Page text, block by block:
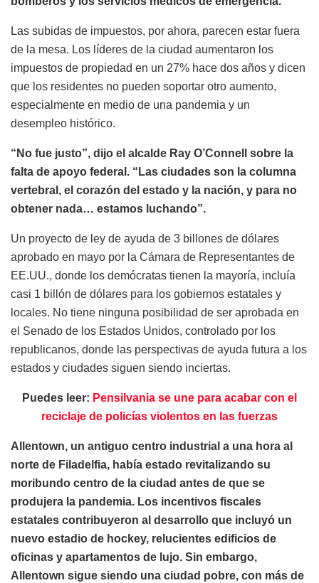
Las subidas de impuestos, por ahora, parecen estar fuera
de la mesa. Los líderes de la ciudad aumentaron los
impuestos de propiedad en un 27% hace dos años y dicen
que los residentes no pueden soportar otro aumento,
especialmente en medio de una pandemia y un
desempleo histórico.
“No fue justo”, dijo el alcalde Ray O’Connell sobre la
falta de apoyo federal. “Las ciudades son la columna
vertebral, el corazón del estado y la nación, y para no
obtener nada… estamos luchando”.
Un proyecto de ley de ayuda de 3 billones de dólares
aprobado en mayo por la Cámara de Representantes de
EE.UU., donde los demócratas tienen la mayoría, incluía
casi 1 billón de dólares para los gobiernos estatales y
locales. No tiene ninguna posibilidad de ser aprobada en
el Senado de los Estados Unidos, controlado por los
republicanos, donde las perspectivas de ayuda futura a los
estados y ciudades siguen siendo inciertas.
Puedes leer: Pensilvania se une para acabar con el
reciclaje de policías violentos en las fuerzas
Allentown, un antiguo centro industrial a una hora al
norte de Filadelfia, había estado revitalizando su
moribundo centro de la ciudad antes de que se
produjera la pandemia. Los incentivos fiscales
estatales contribuyeron al desarrollo que incluyó un
nuevo estadio de hockey, relucientes edificios de
oficinas y apartamentos de lujo. Sin embargo,
Allentown sigue siendo una ciudad pobre, con más de